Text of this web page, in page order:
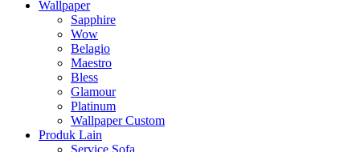
Wallpaper
Sapphire
Wow
Belagio
Maestro
Bless
Glamour
Platinum
Wallpaper Custom
Produk Lain
Service Sofa